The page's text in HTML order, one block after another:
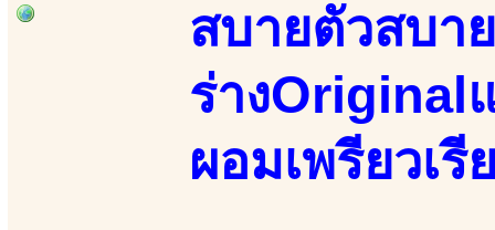
สบายตัวสบา
ร่างOriginal
ผอมเพรียวเ